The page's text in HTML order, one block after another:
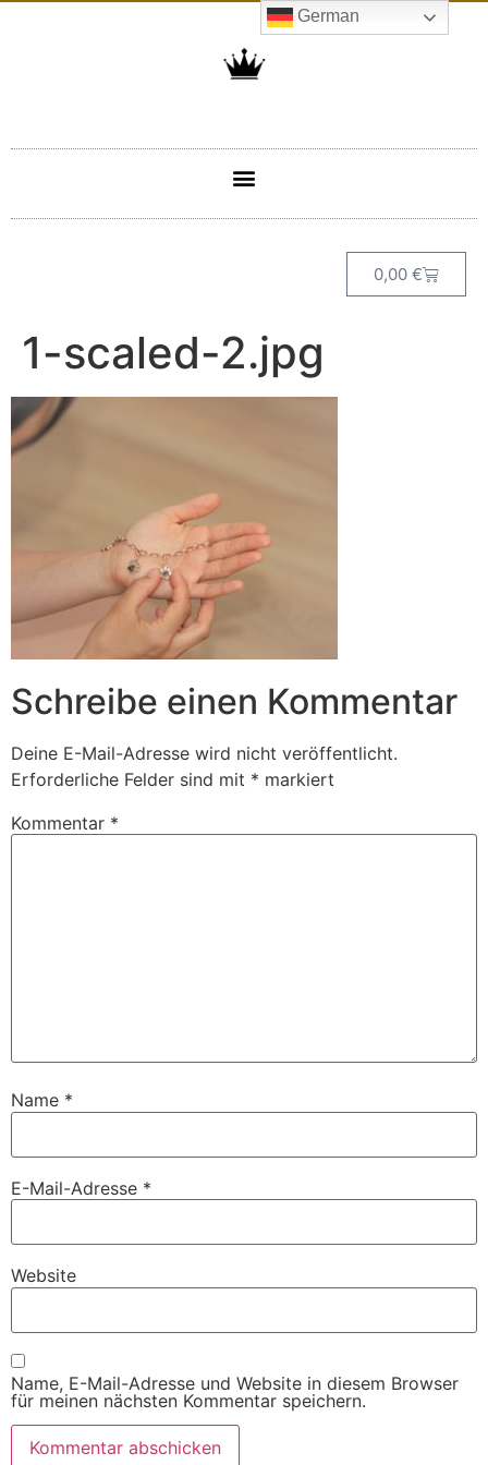
0,00 €
1-scaled-2.jpg
Schreibe einen Kommentar
Deine E-Mail-Adresse wird nicht veröffentlicht.
Erforderliche Felder sind mit * markiert
Kommentar *
Name *
E-Mail-Adresse *
Website
Name, E-Mail-Adresse und Website in diesem Browser
für meinen nächsten Kommentar speichern.
German